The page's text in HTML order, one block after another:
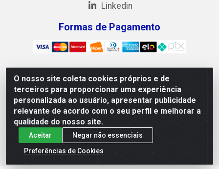
O nosso site coleta cookies próprios e de
terceiros para proporcionar uma experiência
personalizada ao usuário, apresentar publicidade
relevante de acordo com o seu perfil e melhorar a
qualidade do nosso site.
Aceitar
Negar não essenciais
Preferências de Cookies
Linkedin
Formas de Pagamento
Mix Alimentos LTDA - Quadra Asr Ne 55 (412 Norte), Alameda
02, S/N - Plano Diretor Norte, Palmas/TO - CEP 77.006-540 -
CNPJ 05.922.500/0001-02